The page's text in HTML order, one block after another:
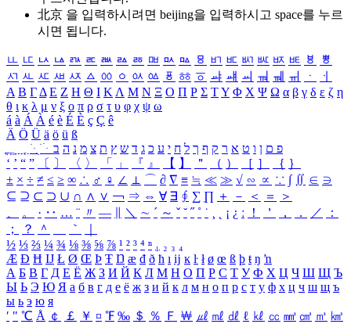
北京 을 입력하시려면 beijing을 입력하시고 space를 누르
시면 됩니다.
ㅥ ㅦ ㅧ ㅨ ㅩ ㅪ ㅫ ㅬ ㅭ ㅮ ㅯ ㅰ ㅱ ㅲ ㅳ ㅴ ㅵ ㅶ ㅷ ㅸ
ㅹ
ㅺ ㅻ ㅼ ㅽ ㅾ ㅿ ㆀ ㆁ ㆂ ㆃ ㆄ ㆅ ㆆ ㆇ ㆈ ㆉ ㆊ ㆋ ㆌ ㆍ
ㆎ
Α Β ΓΔ Ε Ζ Η Θ Ι ΚΛ Μ Ν Ξ Ο Π Ρ Σ ΤΥ Φ Χ Ψ Ω α β γ δ ε ζ η
θ ι κ λ μ ν ξ ο π ρ σ τ υ φ χ ψ ω
á à Á À é è É È ç Ç ê
Ä Ö Ü ä ö ü ß
ִֶֹ ֻּ ׁׂ פ ם ן ו ט א ר ק ף ך ל ח י ע כ ג ד ש ץ ת צ מ נ ה ב
‘ ’ “ ” 〔 〕 〈 〉 「 」 『 』 【 】 ＂ （ ） ［ ］ ｛ ｝
± × ÷ ≠ ≤ ≥ ∞ ∴ ♂ ♀ ∠ ⊥ ⌒ ∂ ∇ ≡ ≒ ≪ ≫ √ ∽ ∝ ∵ ∫ ∬ ∈ ∋
⊆ ⊇ ⊂ ⊃ ∪ ∩ ∧ ∨ ￢ ⇒ ⇔ ∀ ∃ ∮ ∑ ∏ ＋ － ＜ ＝
＞
、
。 · ‥ … ¨ 〃 ― ＼ ∼ ´ ～ ˇ ˘ ˝ ˚ ˙ ¸ ¡ ¿ ː ！ ＇ ， ． ／
：
；
？ ＾ ｀
½ ⅓ ⅔ ¼ ¾ ⅛ ⅜ ⅝ ⅞ ¹ ² ³ ⁴ ⁿ ₁ ₂ ₃ ₄
Æ Ð Ħ Ĳ Ł Ø Œ Þ Ŧ Ŋ æ đ ð ħ ı ĳ ĸ ŀ ł ø œ ß þ ŧ ŋ ŉ
А Б В Г Д Е Ё Ж З И Й К Л М Н О П Р С Т У Ф Х Ц Ч Ш Щ Ъ
Ы Ь Э Ю Я а б в г д е ё ж з и й к л м н о п р с т у ф х ц ч ш щ ъ
ы ь э ю я
′ ″ ℃ Å ￠ ￡ ￥ ¤ ℉ ‰ ＄ ％ Ｆ ￦ ㎕ ㎖ ㎗ ℓ ㎘ ㏄ ㎣ ㎤ ㎥ ㎦